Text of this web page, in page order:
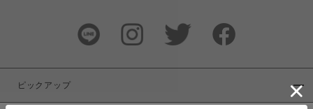
ピックアップ